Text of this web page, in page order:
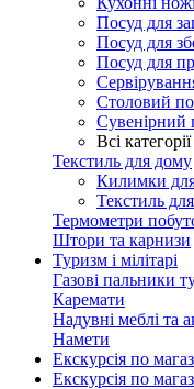
Посуд для
Посуд для
Посуд для
Столовий
Сувенірний
Всі
Текстиль для дому
Килимки
Текстиль
Термометри
Штори та карнизи
Туризм і мілітарі
Газові пальники
Каремати
Надувні меблі та
Намети
Екскурсія по
Екскурсія по